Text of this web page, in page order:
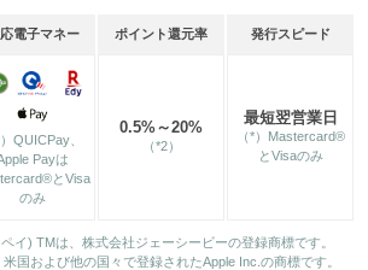
電子マネー ポイント還元率 発行スピード
）QUICPay、
Payは
とVisa
のみ
0.5%～20%
（*2）
最短翌営業日
（*）Mastercard®
とVisaのみ
イ) TMは、株式会社ジェーシービーの登録商標です。
米国および他の国々で登録されたApple Inc.の商標です。